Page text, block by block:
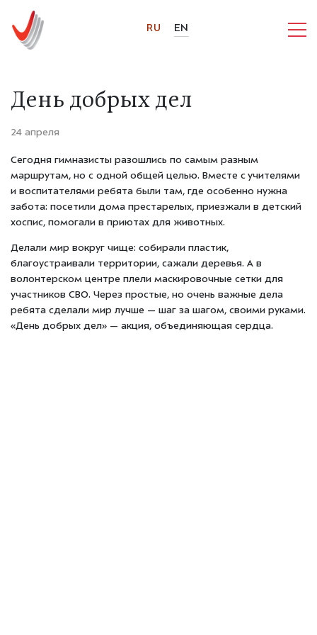
RU EN
День добрых дел
24 апреля
Сегодня гимназисты разошлись по самым разным
маршрутам, но с одной общей целью. Вместе с учителями
и воспитателями ребята были там, где особенно нужна
забота: посетили дома престарелых, приезжали в детский
хоспис, помогали в приютах для животных.
Делали мир вокруг чище: собирали пластик,
благоустраивали территории, сажали деревья. А в
волонтерском центре плели маскировочные сетки для
участников СВО. Через простые, но очень важные дела
ребята сделали мир лучше — шаг за шагом, своими руками.
«День добрых дел» — акция, объединяющая сердца.